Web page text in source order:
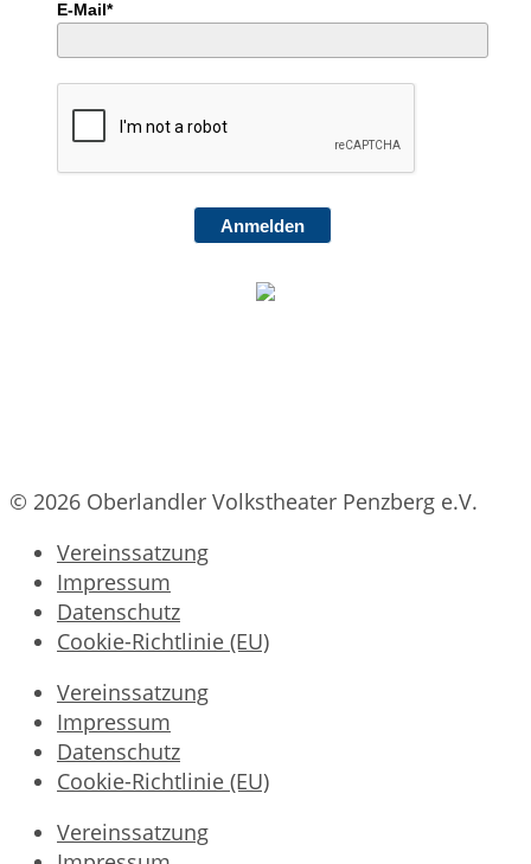
E-Mail*
Anmelden
© 2026 Oberlandler Volkstheater Penzberg e.V.
Vereinssatzung
Impressum
Datenschutz
Cookie-Richtlinie (EU)
Vereinssatzung
Impressum
Datenschutz
Cookie-Richtlinie (EU)
Vereinssatzung